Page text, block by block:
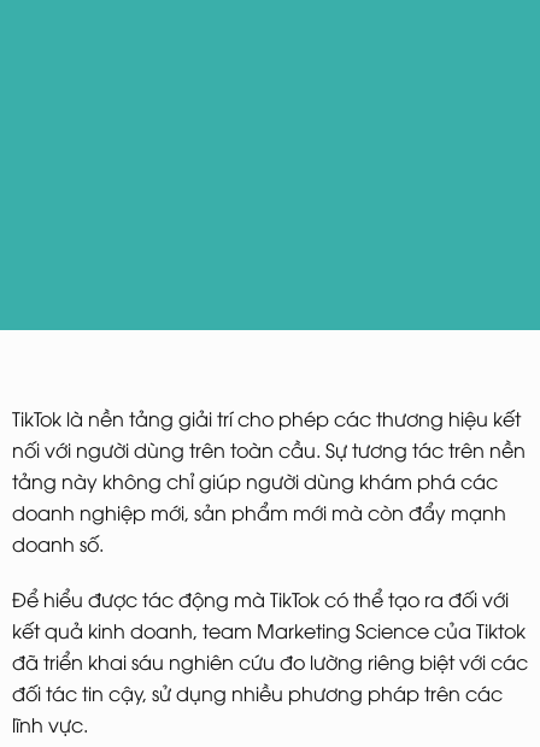
TikTok là nền tảng giải trí cho phép các thương hiệu kết
nối với người dùng trên toàn cầu. Sự tương tác trên nền
tảng này không chỉ giúp người dùng khám phá các
doanh nghiệp mới, sản phẩm mới mà còn đẩy mạnh
doanh số.
Để hiểu được tác động mà TikTok có thể tạo ra đối với
kết quả kinh doanh, team Marketing Science của Tiktok
đã triển khai sáu nghiên cứu đo lường riêng biệt với các
đối tác tin cậy, sử dụng nhiều phương pháp trên các
lĩnh vực.